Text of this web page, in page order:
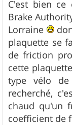
C'est bien ce
Brake
Lorraine
plaquette se
de friction
cette
type vélo
recherché,
chaud qu'un
coefficient de